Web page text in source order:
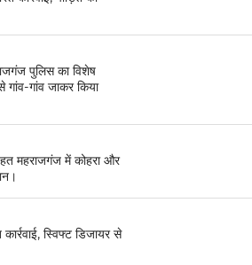
पुलिस का विशेष
गांव-गांव जाकर किया
महराजगंज में कोहरा और
स्विफ्ट डिजायर से